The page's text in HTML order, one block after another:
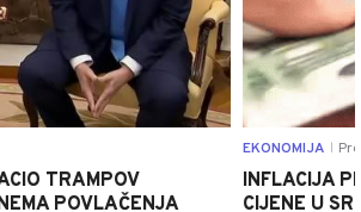
TRAMPOV
POVLAČENJA
EKONOMIJA
INFLACIJA
CIJENE U